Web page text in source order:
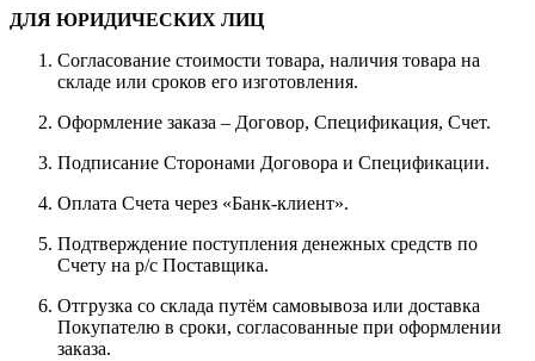
ДЛЯ ЮРИДИЧЕСКИХ ЛИЦ
Согласование стоимости товара, наличия товара на
складе или сроков его изготовления.
Оформление заказа – Договор, Спецификация, Счет.
Подписание Сторонами Договора и Спецификации.
Оплата Счета через «Банк-клиент».
Подтверждение поступления денежных средств по
Счету на р/с Поставщика.
Отгрузка со склада путём самовывоза или доставка
Покупателю в сроки, согласованные при оформлении
заказа.